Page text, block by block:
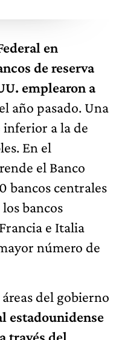
en
de reserva
emplearon a
el año pasado. Una
a la de
En el
el Banco
bancos centrales
bancos
e Italia
número de
del gobierno
estadounidense
través del